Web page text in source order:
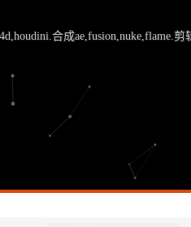
合成ae,fusion,nuke,flame.